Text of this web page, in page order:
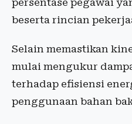
persentase pegawai
beserta rincian
Selain memastikan
mulai mengukur
terhadap efisiensi
penggunaan bahan